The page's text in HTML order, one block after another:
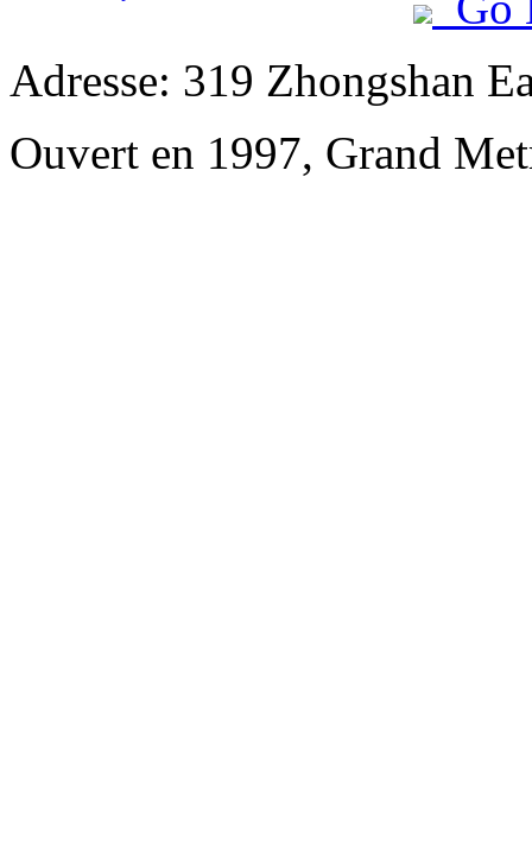
Adresse: 319 Zhongshan
Ouvert en 1997, Grand